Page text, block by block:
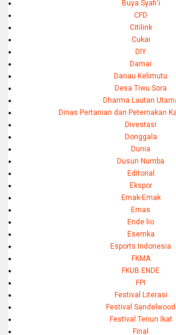
Buya Syafi'i
CFD
Citilink
Cukai
DIY
Damai
Danau Kelimutu
Desa Tiwu Sora
Dharma Lautan
Dinas Pertanian dan Peternakan
Divestasi
Donggala
Dunia
Dusun Numba
Editorial
Ekspor
Emak-Emak
Emas
Ende lio
Esemka
Esports Indonesia
FKMA
FKUB ENDE
FPI
Festival Literasi
Festival Sandelwood
Festival Tenun Ikat
Final